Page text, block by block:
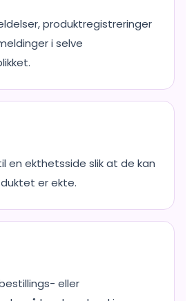
produktregistreringer
i selve
en ekthetsside slik at de kan
er ekte.
eller